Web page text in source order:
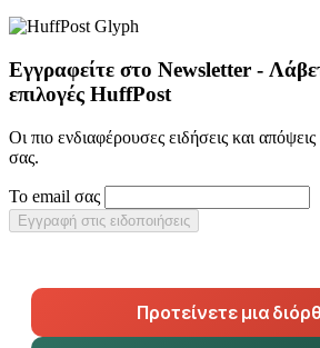
Εγγραφείτε στο Newsletter -
επιλογές HuffPost
Οι πιο ενδιαφέρουσες ειδήσεις και
σας.
Το email σας
Εγγραφή στις ειδοποιήσεις
Προτείνετε μια